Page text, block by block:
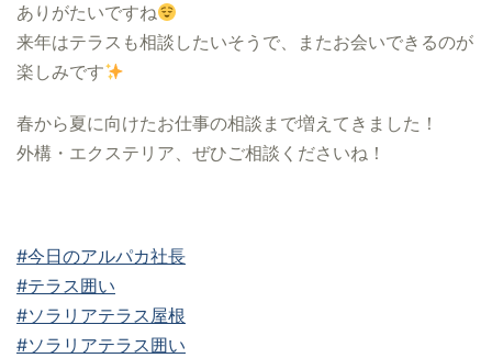
ありがたいですね
来年はテラスも相談したいそうで、またお会いできるのが
楽しみです
春から夏に向けたお仕事の相談まで増えてきました！
外構・エクステリア、ぜひご相談くださいね！
#今日のアルパカ社長
#テラス囲い
#ソラリアテラス屋根
#ソラリアテラス囲い